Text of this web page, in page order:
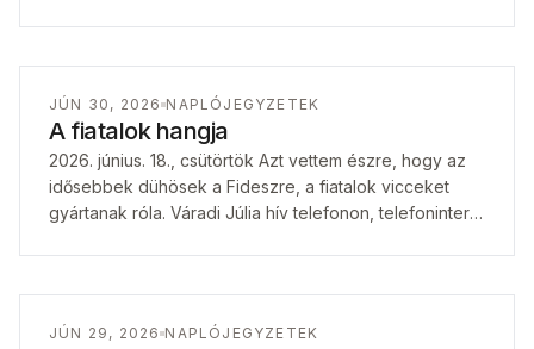
JÚN 30, 2026 NAPLÓJEGYZETEK
A fiatalok hangja
2026. június. 18., csütörtök Azt vettem észre, hogy az
idősebbek dühösek a Fideszre, a fiatalok vicceket
gyártanak róla. Váradi Júlia hív telefonon, telefoninterjú
JÚN 29, 2026 NAPLÓJEGYZETEK